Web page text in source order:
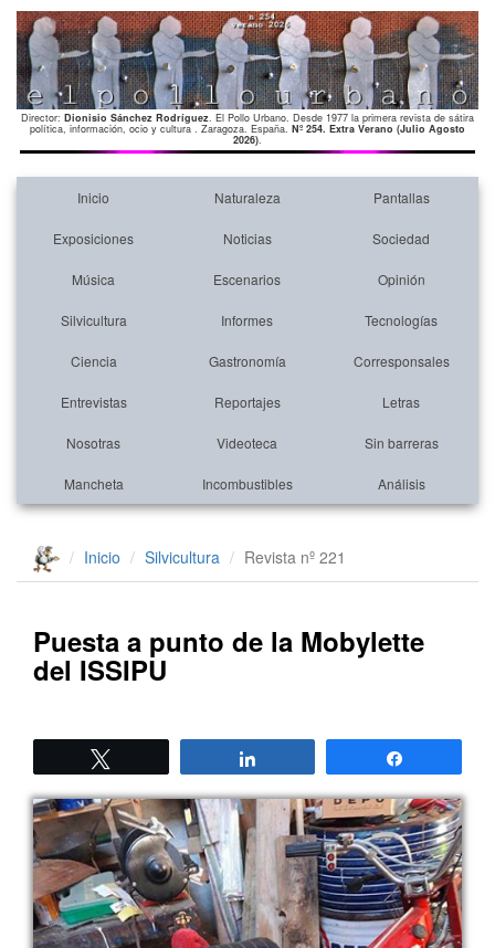
Director: Dionisio Sánchez Rodríguez. El Pollo Urbano. Desde 1977 la primera revista de sátira
política, información, ocio y cultura . Zaragoza. España. Nº 254. Extra Verano (Julio Agosto
2026).
Inicio Naturaleza Pantallas
Exposiciones Noticias Sociedad
Música Escenarios Opinión
Silvicultura Informes Tecnologías
Ciencia Gastronomía Corresponsales
Entrevistas Reportajes Letras
Nosotras Videoteca Sin barreras
Mancheta Incombustibles Análisis
Inicio Silvicultura Revista nº 221
Puesta a punto de la Mobylette
del ISSIPU